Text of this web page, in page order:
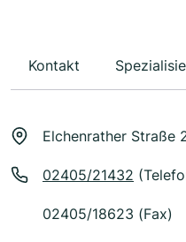
Kontakt
Elchenrather Straße
02405/21432
02405/18623 (Fax)